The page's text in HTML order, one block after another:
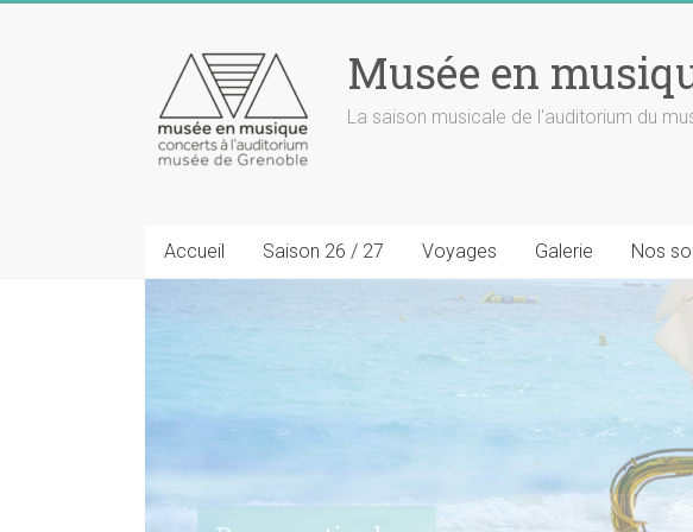
Musée en
La saison musicale de l'auditorium du
Accueil Saison 26 / 27 Voyages Galerie Nos